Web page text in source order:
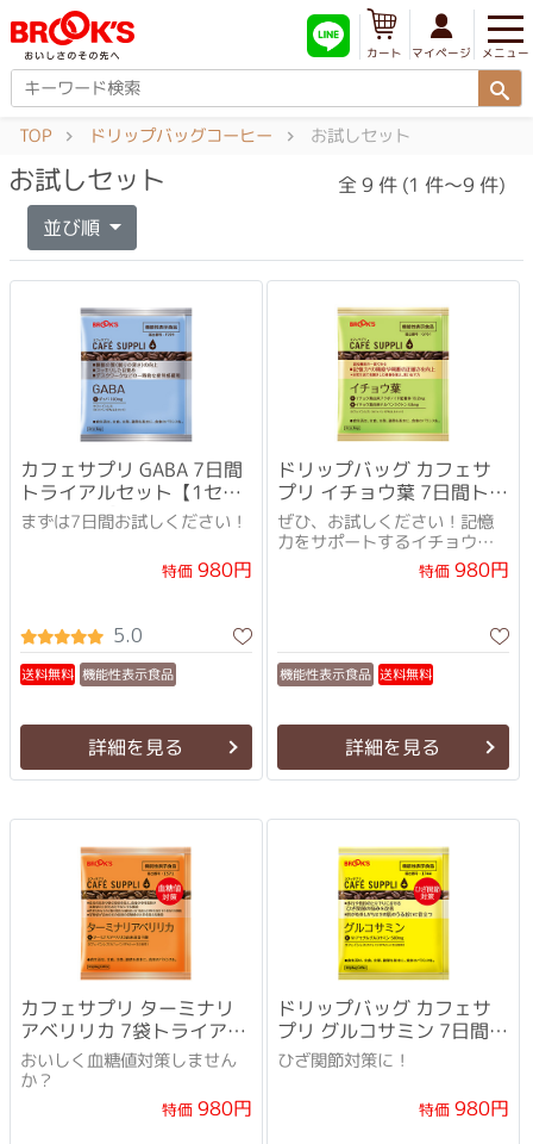
メニュー
マイページ
カート
TOP ドリップバッグコーヒー お試しセット
お試しセット 全 9 件 (1 件～9 件)
並び順
カフェサプリ GABA 7日間
トライアルセット【1セッ
ト1回限り】
まずは7日間お試しください！
特価980円
5.0
送料無料 機能性表示食品
詳細を見る
ドリップバッグ カフェサ
プリ イチョウ葉 7日間トラ
イアルセット
ぜひ、お試しください！記憶
力をサポートするイチョウ葉
特価980円
機能性表示食品 送料無料
詳細を見る
カフェサプリ ターミナリ
アベリリカ 7袋トライアル
セット
おいしく血糖値対策しません
か？
特価980円
ドリップバッグ カフェサ
プリ グルコサミン 7日間ト
ライアルセット
ひざ関節対策に！
特価980円